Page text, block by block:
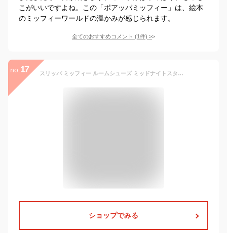
こがいいですよね。この「ボアッパミッフィー」は、絵本
のミッフィーワールドの温かみが感じられます。
全てのおすすめコメント (1件) >
no. 17 スリッパ ミッフィー ルームシューズ ミッドナイトスター ディックブルーナ 丸眞 室内履き 絵本 マシュマロポップ
ショップでみる